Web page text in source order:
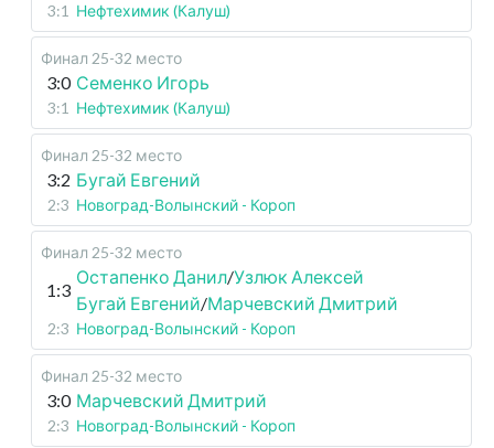
3:1 Нефтехимик (Калуш)
Финал 25-32 место
3:0 Семенко Игорь
3:1 Нефтехимик (Калуш)
Финал 25-32 место
3:2 Бугай Евгений
2:3 Новоград-Волынский - Короп
Финал 25-32 место
1:3
Остапенко Данил/Узлюк Алексей
Бугай Евгений/Марчевский Дмитрий
2:3 Новоград-Волынский - Короп
Финал 25-32 место
3:0 Марчевский Дмитрий
2:3 Новоград-Волынский - Короп